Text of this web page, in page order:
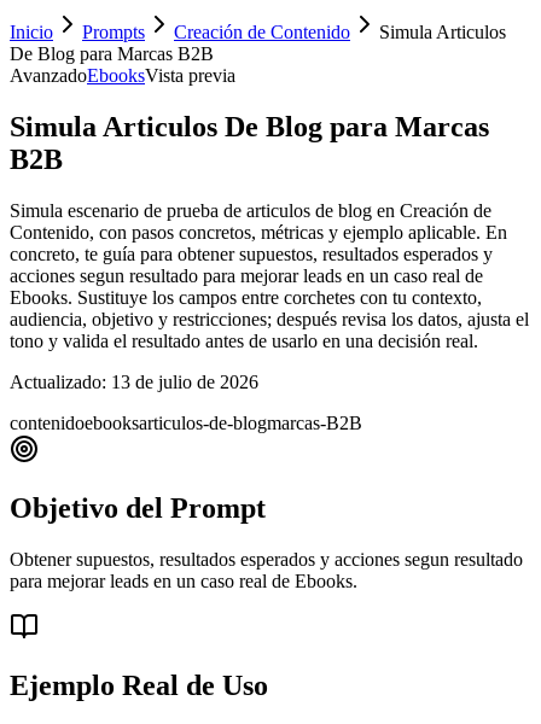
Inicio Prompts Creación de Contenido
Simula Articulos
De Blog para Marcas B2B
AvanzadoEbooksVista previa
Simula Articulos De Blog para Marcas
B2B
Simula escenario de prueba de articulos de blog en Creación de
Contenido, con pasos concretos, métricas y ejemplo aplicable. En
concreto, te guía para obtener supuestos, resultados esperados y
acciones segun resultado para mejorar leads en un caso real de
Ebooks. Sustituye los campos entre corchetes con tu contexto,
audiencia, objetivo y restricciones; después revisa los datos, ajusta el
tono y valida el resultado antes de usarlo en una decisión real.
Actualizado: 13 de julio de 2026
contenidoebooksarticulos-de-blogmarcas-B2B
Objetivo del Prompt
Obtener supuestos, resultados esperados y acciones segun resultado
para mejorar leads en un caso real de Ebooks.
Ejemplo Real de Uso